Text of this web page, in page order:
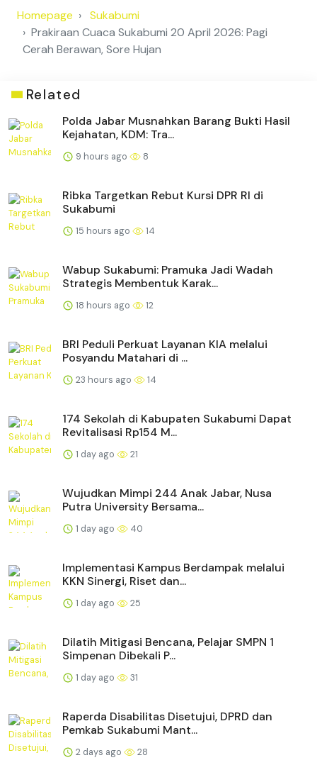
Homepage
Sukabumi
Prakiraan Cuaca Sukabumi 20 April 2026: Pagi
Cerah Berawan, Sore Hujan
Related
Polda Jabar Musnahkan Barang Bukti Hasil
Kejahatan, KDM: Tra...
9 hours ago 8
Ribka Targetkan Rebut Kursi DPR RI di
Sukabumi
15 hours ago 14
Wabup Sukabumi: Pramuka Jadi Wadah
Strategis Membentuk Karak...
18 hours ago 12
BRI Peduli Perkuat Layanan KIA melalui
Posyandu Matahari di ...
23 hours ago 14
174 Sekolah di Kabupaten Sukabumi Dapat
Revitalisasi Rp154 M...
1 day ago 21
Wujudkan Mimpi 244 Anak Jabar, Nusa
Putra University Bersama...
1 day ago 40
Implementasi Kampus Berdampak melalui
KKN Sinergi, Riset dan...
1 day ago 25
Dilatih Mitigasi Bencana, Pelajar SMPN 1
Simpenan Dibekali P...
1 day ago 31
Raperda Disabilitas Disetujui, DPRD dan
Pemkab Sukabumi Mant...
2 days ago 28